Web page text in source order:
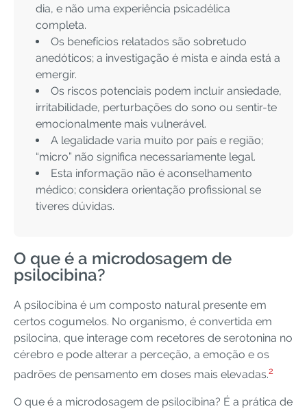
dia, e não uma experiência psicadélica
completa.
Os benefícios relatados são sobretudo
anedóticos; a investigação é mista e ainda está a
emergir.
Os riscos potenciais podem incluir ansiedade,
irritabilidade, perturbações do sono ou sentir-te
emocionalmente mais vulnerável.
A legalidade varia muito por país e região;
“micro” não significa necessariamente legal.
Esta informação não é aconselhamento
médico; considera orientação profissional se
tiveres dúvidas.
O que é a microdosagem de
psilocibina?
A psilocibina é um composto natural presente em
certos cogumelos. No organismo, é convertida em
psilocina, que interage com recetores de serotonina no
cérebro e pode alterar a perceção, a emoção e os
padrões de pensamento em doses mais elevadas.2
O que é a microdosagem de psilocibina? É a prática de